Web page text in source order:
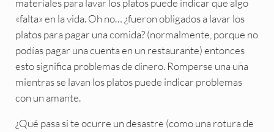
materiales para lavar los platos puede indicar que algo
«falta» en la vida. Oh no… ¿fueron obligados a lavar los
platos para pagar una comida? (normalmente, porque no
podías pagar una cuenta en un restaurante) entonces
esto significa problemas de dinero. Romperse una uña
mientras se lavan los platos puede indicar problemas
con un amante.
¿Qué pasa si te ocurre un desastre (como una rotura de